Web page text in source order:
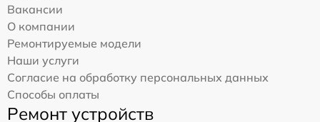
Вакансии
О компании
Ремонтируемые модели
Наши услуги
Согласие на обработку персональных данных
Способы оплаты
Ремонт устройств